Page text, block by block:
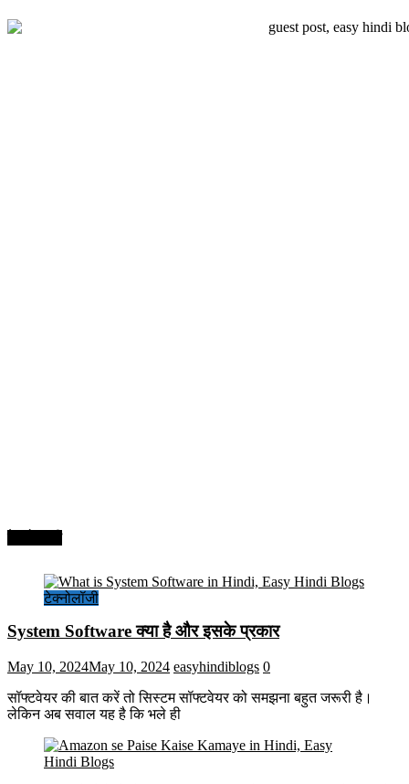
टेक्नोलॉजी
System Software क्या है और इसके प्रकार
May 10, 2024May 10, 2024 easyhindiblogs 0
सॉफ्टवेयर की बात करें तो सिस्टम सॉफ्टवेयर को समझना बहुत जरूरी है।
लेकिन अब सवाल यह है कि भले ही